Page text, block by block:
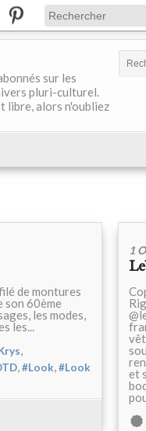
sur les
pluri-culturel.
libre, alors n'oubliez
de montures
60ème
les modes,
les...
,
,#Look,#Look
1
et